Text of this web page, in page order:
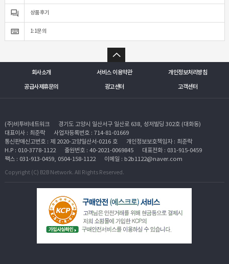
상품후기
1:1문의
회사소개 서비스 이용약관 개인정보처리방침
공급사제휴문의 광고센터 고객센터
(주)비투비네트워크
경기도 고양시 일산서구 일산로 638, 성저빌딩 302호 (대화동)
대표이사 : 최준락
사업자등록번호 : 714-81-01669
통신판매신고번호 : 제 2020-고양일산서-0216 호
개인정보보호책임자 : 최준락
H.P : 010-3778-1122
출원번호 : 40-2021-0069845
대표전화 : 031-915-0459
팩스 : 031-913-0459, 0504-158-1122
이메일 : b2b1122@naver.com
Copyright (C) B2B Network. All Rights Reserved.